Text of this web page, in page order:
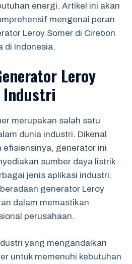
energi. Artikel ini akan
mengenai peran
Leroy Somer di Cirebon
di Indonesia.
Leroy
Industri
merupakan salah satu
dunia industri. Dikenal
efisiensinya, generator ini
sumber daya listrik
jenis aplikasi industri.
generator Leroy
dalam memastikan
perusahaan.
yang mengandalkan
untuk memenuhi kebutuhan